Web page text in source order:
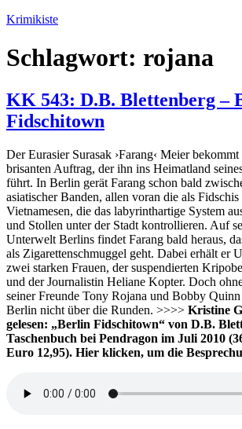
Zum
springen
Krimikiste
Schlagwort: rojana
KK 543: D.B. Blettenberg –
Fidschitown
Der Eurasier Surasak ›Farang‹ Meier
brisanten Auftrag, der ihn ins Heimatland
führt. In Berlin gerät Farang schon bald
asiatischer Banden, allen voran die als Fidschis
Vietnamesen, die das labyrinthartige System
und Stollen unter der Stadt kontrollieren. Auf
Unterwelt Berlins findet Farang bald heraus,
als Zigarettenschmuggel geht. Dabei erhält er
zwei starken Frauen, der suspendierten
und der Journalistin Heliane Kopter. Doch
seiner Freunde Tony Rojana und Bobby
Berlin nicht über die Runden. >>>> Kristine
gelesen: „Berlin Fidschitown“ von D.B.
Taschenbuch bei Pendragon im Juli 2010
Euro 12,95). Hier klicken, um die